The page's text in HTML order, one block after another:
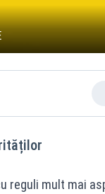
reguli mult mai